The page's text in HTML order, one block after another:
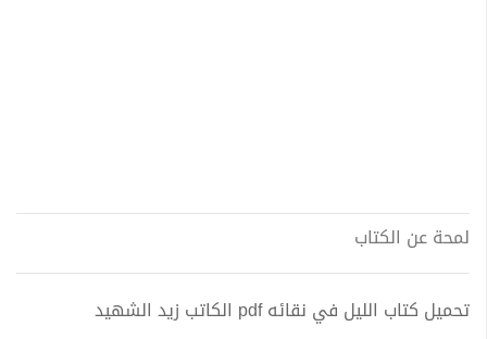
لمحة عن الكتاب
تحميل كتاب الليل في نقائه pdf الكاتب زيد الشهيد